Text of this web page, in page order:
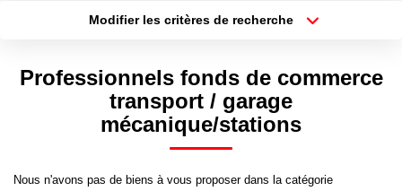
GESTION
DERNIERES VENTES
NOS AGENCES
Qui Sommes Nous
Modifier les critères de recherche
Sélectionnez...
Type de bien
Surface min
Créer une alerte
Professionnels fonds de commerce
transport / garage
mécanique/stations
Nous n'avons pas de biens à vous proposer dans la catégorie